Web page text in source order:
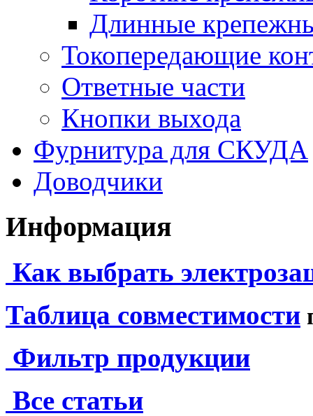
Длинные
Токопередающие
Ответные части
Кнопки выхода
Фурнитура для СКУДА
Доводчики
Информация
Как выбрать
Таблица совместимости
Фильтр продукции
Все статьи